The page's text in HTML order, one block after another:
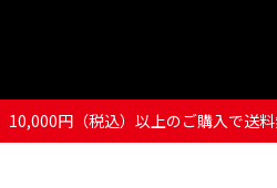
10,000円（税込）以上のご購入で送料